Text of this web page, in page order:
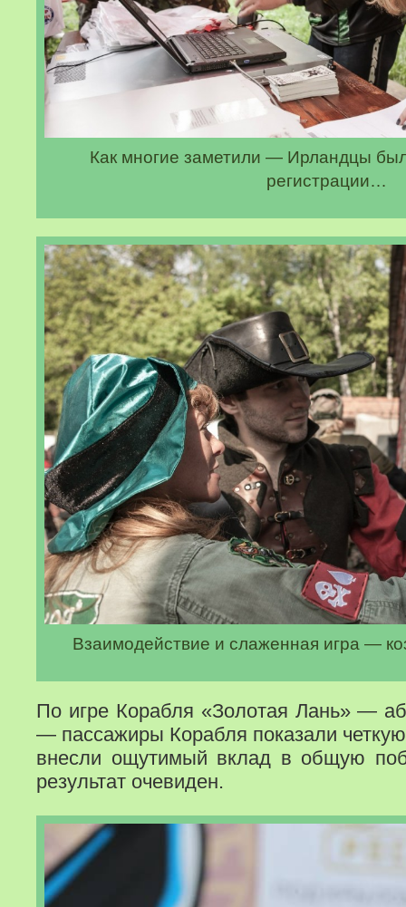
Как многие заметили — Ирландцы
регистрации…
Взаимодействие и слаженная игра —
По игре Корабля «Золотая Лань» —
— пассажиры Корабля показали
внесли ощутимый вклад в общую
результат очевиден.